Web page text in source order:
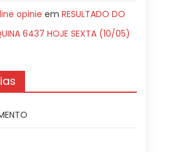
opinie emRESULTADO DO
6437 HOJE SEXTA (10/05)